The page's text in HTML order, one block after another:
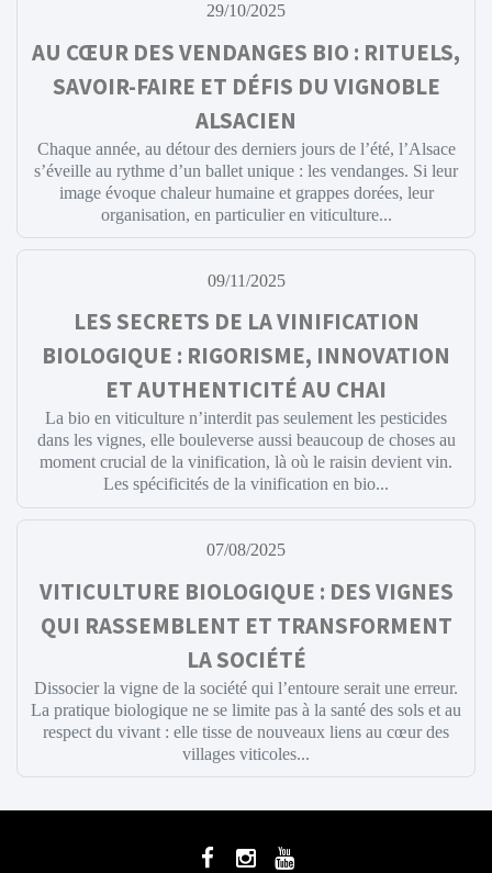
29/10/2025
AU CŒUR DES VENDANGES BIO : RITUELS,
SAVOIR-FAIRE ET DÉFIS DU VIGNOBLE
ALSACIEN
Chaque année, au détour des derniers jours de l’été, l’Alsace
s’éveille au rythme d’un ballet unique : les vendanges. Si leur
image évoque chaleur humaine et grappes dorées, leur
organisation, en particulier en viticulture...
09/11/2025
LES SECRETS DE LA VINIFICATION
BIOLOGIQUE : RIGORISME, INNOVATION
ET AUTHENTICITÉ AU CHAI
La bio en viticulture n’interdit pas seulement les pesticides
dans les vignes, elle bouleverse aussi beaucoup de choses au
moment crucial de la vinification, là où le raisin devient vin.
Les spécificités de la vinification en bio...
07/08/2025
VITICULTURE BIOLOGIQUE : DES VIGNES
QUI RASSEMBLENT ET TRANSFORMENT
LA SOCIÉTÉ
Dissocier la vigne de la société qui l’entoure serait une erreur.
La pratique biologique ne se limite pas à la santé des sols et au
respect du vivant : elle tisse de nouveaux liens au cœur des
villages viticoles...